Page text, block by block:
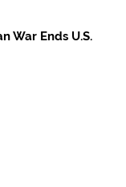
War Ends U.S.